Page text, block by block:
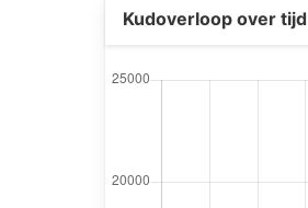
Kudoverloop over tijd